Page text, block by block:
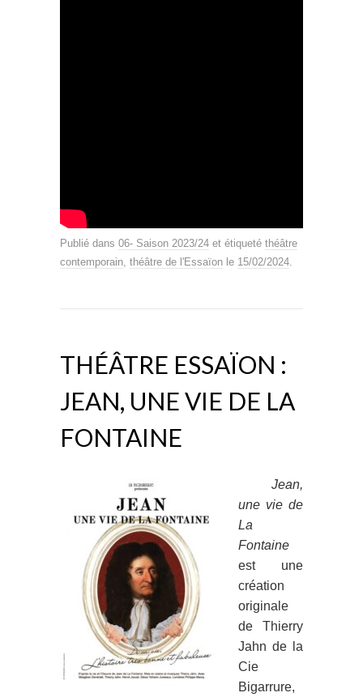
Publié dans 06- Saison 2023/24 et étiqueté théâtre
contemporain, théâtre de l'Essaïon le 15/02/2024.
THÉÂTRE ESSAÏON :
JEAN, UNE VIE DE LA
FONTAINE
Jean,
une vie de
La
Fontaine
est une
création
originale
de Thierry
Jahn de la
Cie
Bigarrure,